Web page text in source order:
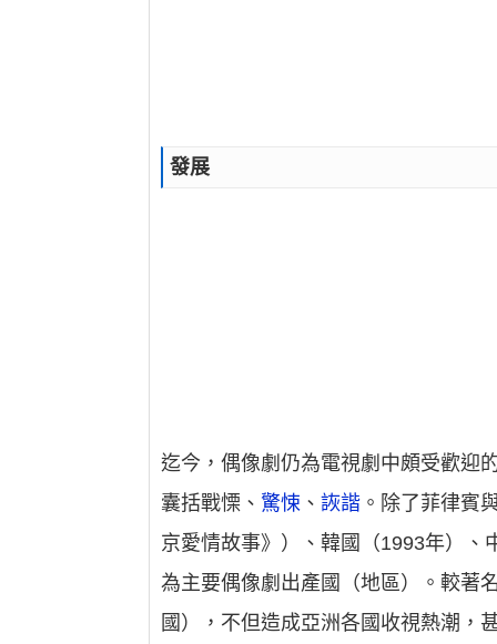
發展
迄今，偶像劇仍為電視劇中頗受歡迎
囊括戰慄、 驚悚 、詼諧 。除了菲律賓
京愛情故事》）、韓國（1993年）
為主要偶像劇出產國（地區）。較著
國），不但造成亞洲各國收視熱潮，